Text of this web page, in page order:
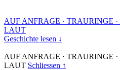
AUF ANFRAGE · TRAURINGE ·
LAUT
Geschichte lesen ↓
AUF ANFRAGE · TRAURINGE ·
LAUT Schliessen ↑